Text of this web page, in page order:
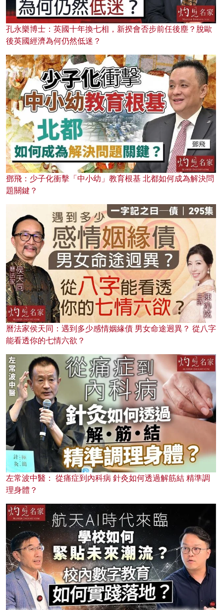
孔永樂博士：英國十年換七相，新揆會否步前任後塵？脫歐
後英國經濟為何仍然低迷？
鄧飛：少子化衝擊「中小幼」教育根基 北都如何成為解決問
題關鍵？
曆法家侯天同：遇到多少感情姻緣債 男女命途迥異？ 從八字
能看透你的七情六欲？
左常波中醫： 從痛症到內科病 針灸如何透過解筋結 精準調
理身體？